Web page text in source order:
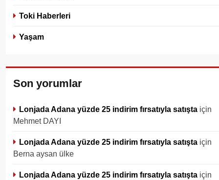
Toki Haberleri
Yaşam
Son yorumlar
Lonjada Adana yüzde 25 indirim fırsatıyla satışta için
Mehmet DAYI
Lonjada Adana yüzde 25 indirim fırsatıyla satışta için
Berna aysan ülke
Lonjada Adana yüzde 25 indirim fırsatıyla satışta için